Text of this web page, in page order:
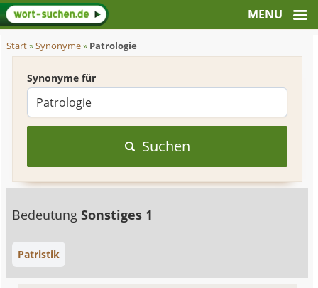
Start»Synonyme» Patrologie
Synonyme für
Suchen
BedeutungSonstiges 1
Patristik